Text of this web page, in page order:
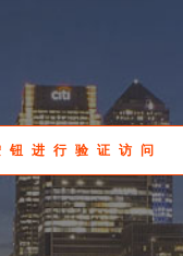
钮进行验证访问